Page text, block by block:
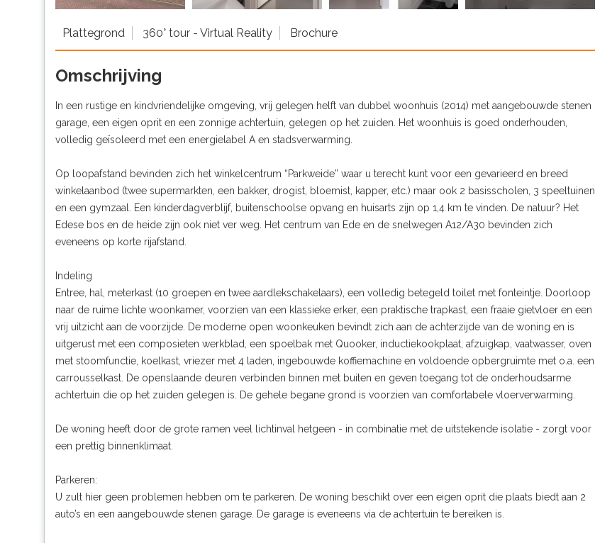
Plattegrond 360° tour - Virtual Reality Brochure
Omschrijving
In een rustige en kindvriendelijke omgeving, vrij gelegen helft van dubbel woonhuis (2014) met aangebouwde stenen
garage, een eigen oprit en een zonnige achtertuin, gelegen op het zuiden. Het woonhuis is goed onderhouden,
volledig geïsoleerd met een energielabel A en stadsverwarming.
Op loopafstand bevinden zich het winkelcentrum “Parkweide” waar u terecht kunt voor een gevarieerd en breed
winkelaanbod (twee supermarkten, een bakker, drogist, bloemist, kapper, etc.) maar ook 2 basisscholen, 3 speeltuinen
en een gymzaal. Een kinderdagverblijf, buitenschoolse opvang en huisarts zijn op 1,4 km te vinden. De natuur? Het
Edese bos en de heide zijn ook niet ver weg. Het centrum van Ede en de snelwegen A12/A30 bevinden zich
eveneens op korte rijafstand.
Indeling
Entree, hal, meterkast (10 groepen en twee aardlekschakelaars), een volledig betegeld toilet met fonteintje. Doorloop
naar de ruime lichte woonkamer, voorzien van een klassieke erker, een praktische trapkast, een fraaie gietvloer en een
vrij uitzicht aan de voorzijde. De moderne open woonkeuken bevindt zich aan de achterzijde van de woning en is
uitgerust met een composieten werkblad, een spoelbak met Quooker, inductiekookplaat, afzuigkap, vaatwasser, oven
met stoomfunctie, koelkast, vriezer met 4 laden, ingebouwde koffiemachine en voldoende opbergruimte met o.a. een
carrousselkast. De openslaande deuren verbinden binnen met buiten en geven toegang tot de onderhoudsarme
achtertuin die op het zuiden gelegen is. De gehele begane grond is voorzien van comfortabele vloerverwarming.
De woning heeft door de grote ramen veel lichtinval hetgeen - in combinatie met de uitstekende isolatie - zorgt voor
een prettig binnenklimaat.
Parkeren:
U zult hier geen problemen hebben om te parkeren. De woning beschikt over een eigen oprit die plaats biedt aan 2
auto’s en een aangebouwde stenen garage. De garage is eveneens via de achtertuin te bereiken is.